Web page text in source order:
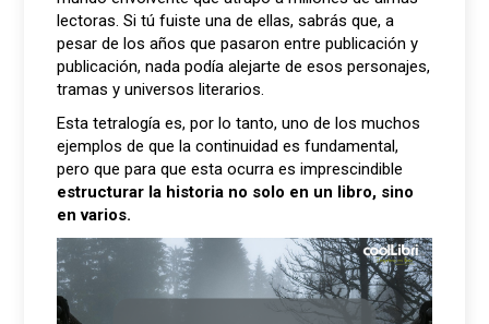
lectoras. Si tú fuiste una de ellas, sabrás que, a
pesar de los años que pasaron entre publicación y
publicación, nada podía alejarte de esos personajes,
tramas y universos literarios.
Esta tetralogía es, por lo tanto, uno de los muchos
ejemplos de que la continuidad es fundamental,
pero que para que esta ocurra es imprescindible
estructurar la historia no solo en un libro, sino
en varios.